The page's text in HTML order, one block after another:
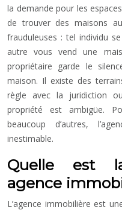
la demande pour les
de trouver des maisons
frauduleuses : tel individu
autre vous vend une
propriétaire garde le
maison. Il existe des
règle avec la juridiction
propriété est ambigüe.
beaucoup d’autres,
inestimable.
Quelle est
agence
L’agence immobilière est